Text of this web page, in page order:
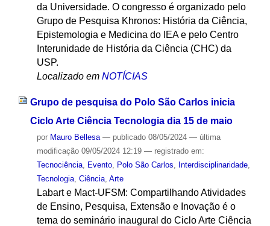
da Universidade. O congresso é organizado pelo
Grupo de Pesquisa Khronos: História da Ciência,
Epistemologia e Medicina do IEA e pelo Centro
Interunidade de História da Ciência (CHC) da
USP.
Localizado em NOTÍCIAS
Grupo de pesquisa do Polo São Carlos inicia
Ciclo Arte Ciência Tecnologia dia 15 de maio
por Mauro Bellesa — publicado08/05/2024 — última
modificação09/05/2024 12:19 — registrado em:
Tecnociência, Evento, Polo São Carlos Interdisciplinaridade,
Tecnologia, Ciência, Arte
Labart e Mact-UFSM: Compartilhando Atividades
de Ensino, Pesquisa, Extensão e Inovação é o
tema do seminário inaugural do Ciclo Arte Ciência